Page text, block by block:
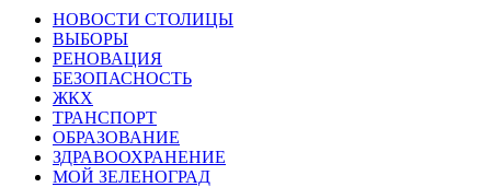
НОВОСТИ СТОЛИЦЫ
ВЫБОРЫ
РЕНОВАЦИЯ
БЕЗОПАСНОСТЬ
ЖКХ
ТРАНСПОРТ
ОБРАЗОВАНИЕ
ЗДРАВООХРАНЕНИЕ
МОЙ ЗЕЛЕНОГРАД